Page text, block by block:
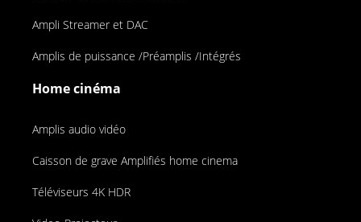
Ampli Streamer et DAC
Amplis de puissance /Préamplis /Intégrés
Home cinéma
Amplis audio vidéo
Caisson de grave Amplifiés home cinema
Téléviseurs 4K HDR